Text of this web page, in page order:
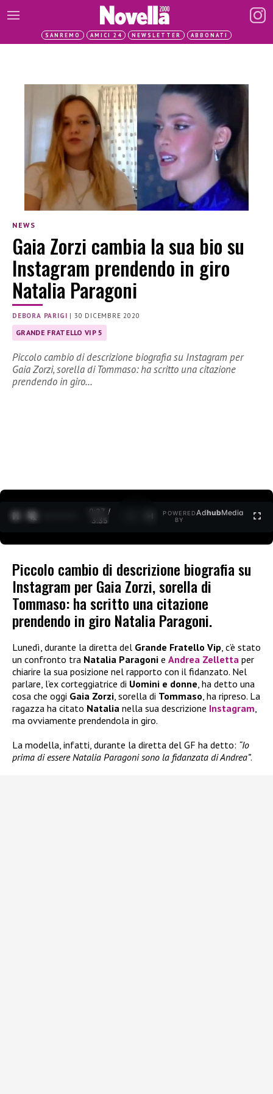
SANREMO AMICI 24 NEWSLETTER ABBONATI
NEWS
Gaia Zorzi cambia la sua bio su
Instagram prendendo in giro
Natalia Paragoni
DEBORA PARIGI | 30 DICEMBRE 2020
GRANDE FRATELLO VIP 5
Piccolo cambio di descrizione biografia su Instagram per
Gaia Zorzi, sorella di Tommaso: ha scritto una citazione
prendendo in giro…
0:27 /
3:35
POWERED
BY
AdhubMedia
Piccolo cambio di descrizione biografia su
Instagram per Gaia Zorzi, sorella di
Tommaso: ha scritto una citazione
prendendo in giro Natalia Paragoni.
Lunedì, durante la diretta del Grande Fratello Vip, c’è stato
un confronto tra Natalia Paragoni e Andrea Zelletta per
chiarire la sua posizione nel rapporto con il fidanzato. Nel
parlare, l’ex corteggiatrice di Uomini e donne, ha detto una
cosa che oggi Gaia Zorzi, sorella di Tommaso, ha ripreso. La
ragazza ha citato Natalia nella sua descrizione Instagram,
ma ovviamente prendendola in giro.
La modella, infatti, durante la diretta del GF ha detto: “Io
prima di essere Natalia Paragoni sono la fidanzata di Andrea”.